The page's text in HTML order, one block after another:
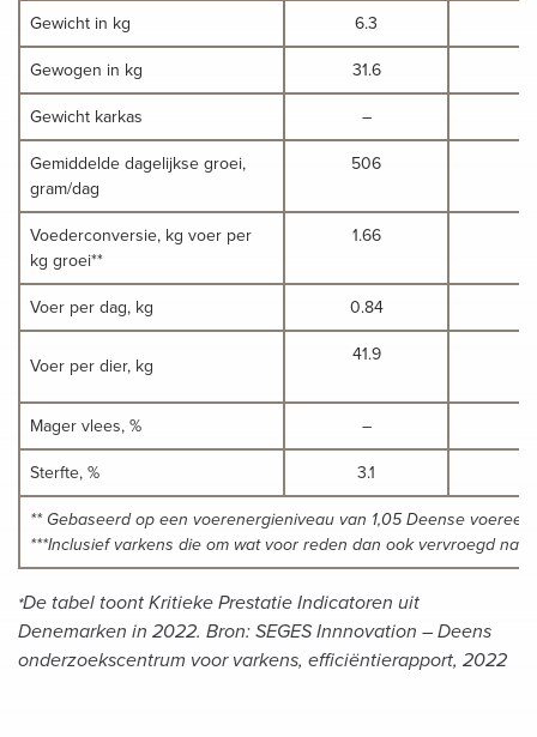
Gewicht in kg 6.3
Gewogen in kg 31.6
Gewicht karkas –
Gemiddelde dagelijkse groei,
gram/dag
506
Voederconversie, kg voer per
kg groei**
1.66
Voer per dag, kg 0.84
Voer per dier, kg
41.9
Mager vlees, % –
Sterfte, % 3.1
** Gebaseerd op een voerenergieniveau van 1,05 Deense
***Inclusief varkens die om wat voor reden dan ook vervroegd
*De tabel toont Kritieke Prestatie Indicatoren uit
Denemarken in 2022. Bron: SEGES Innnovation – Deens
onderzoekscentrum voor varkens, efficiëntierapport, 2022